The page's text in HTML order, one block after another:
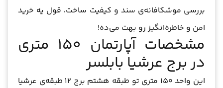
بررسی موشکافانه‌ی سند و کیفیت ساخت، قول یه خرید
امن و خاطره‌انگیز رو بهت می‌ده!
مشخصات آپارتمان 150 متری
در برج عرشیا بابلسر
این واحد 150 متری تو طبقه هشتم برج 12 طبقه‌ی عرشیا